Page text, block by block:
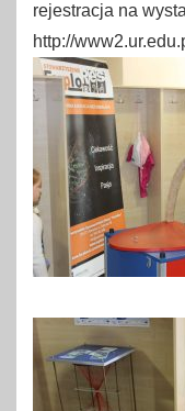
rejestracja na
http://